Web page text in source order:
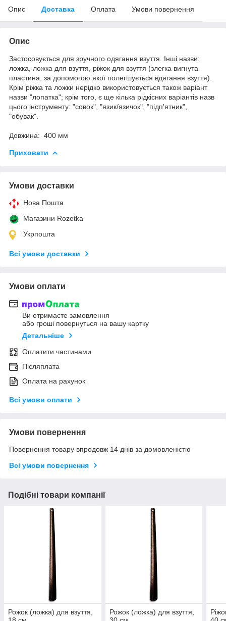
Опис Доставка Оплата Умови повернення
Опис
Застосовується для зручного одягання взуття. Інші назви:
ложка, ложка для взуття, ріжок для взуття (злегка вигнута
пластина, за допомогою якої полегшується вдягання взуття).
Крім ріжка та ложки нерідко використовується також варіант
назви "лопатка"; крім того, є ще кілька рідкісних варіантів назв
цього інструменту: "совок", "язик/язичок", "підп'ятник",
"обувак".
Довжина: 400 мм
Приховати
Умови доставки
Нова Пошта
Магазини Rozetka
Укрпошта
Всі умови доставки
Умови оплати
Ви отримаєте замовлення
або гроші повернуться на вашу картку
Детальніше
Оплатити частинами
Післяплата
Оплата на рахунок
Всі умови оплати
Умови повернення
Повернення товару впродовж 14 днів за домовленістю
Всі умови повернення
Подібні товари компанії
Рожок (ложка) для взуття,
Рожок (ложка) для взуття,